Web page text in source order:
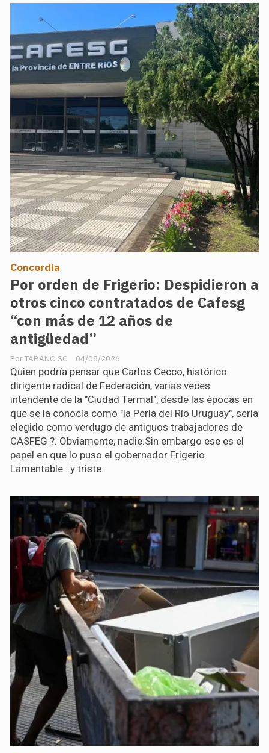
Por orden de Frigerio: Despidieron a
otros cinco contratados de Cafesg
“con más de 12 años de
antigüedad”
TABANO SC
Concordia
04/08/2026
Quien podría pensar que Carlos Cecco, histórico
dirigente radical de Federación, varias veces
intendente de la "Ciudad Termal", desde las épocas en
que se la conocía como "la Perla del Río Uruguay", sería
elegido como verdugo de antiguos trabajadores de
CASFEG ?. Obviamente, nadie.Sin embargo ese es el
papel en que lo puso el gobernador Frigerio.
Lamentable...y triste.